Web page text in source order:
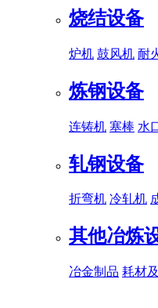
烧结设备
炉机 鼓风机 耐
炼钢设备
连铸机 塞棒 水
轧钢设备
折弯机 冷轧机
其他冶炼
冶金制品 耗材